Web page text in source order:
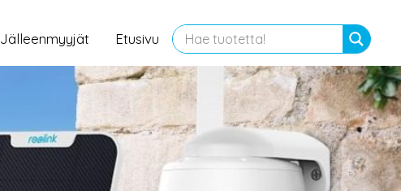
Jälleenmyyjät Etusivu